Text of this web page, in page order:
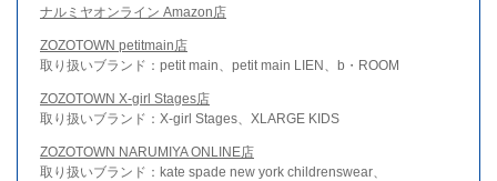
ナルミヤオンライン Amazon店
ZOZOTOWN petitmain店
取り扱いブランド：petit main、petit main LIEN、b・ROOM
ZOZOTOWN X-girl Stages店
取り扱いブランド：X-girl Stages、XLARGE KIDS
ZOZOTOWN NARUMIYA ONLINE店
取り扱いブランド：kate spade new york childrenswear、